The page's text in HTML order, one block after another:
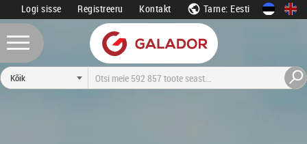
Logi sisse Registreeru Kontakt Tarne: Eesti